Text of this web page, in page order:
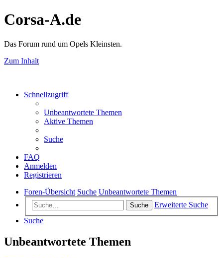
Corsa-A.de
Das Forum rund um Opels Kleinsten.
Zum Inhalt
Schnellzugriff
Unbeantwortete Themen
Aktive Themen
Suche
FAQ
Anmelden
Registrieren
Foren-Übersicht Suche Unbeantwortete Themen
Suche
Erweiterte Suche
Suche
Unbeantwortete Themen